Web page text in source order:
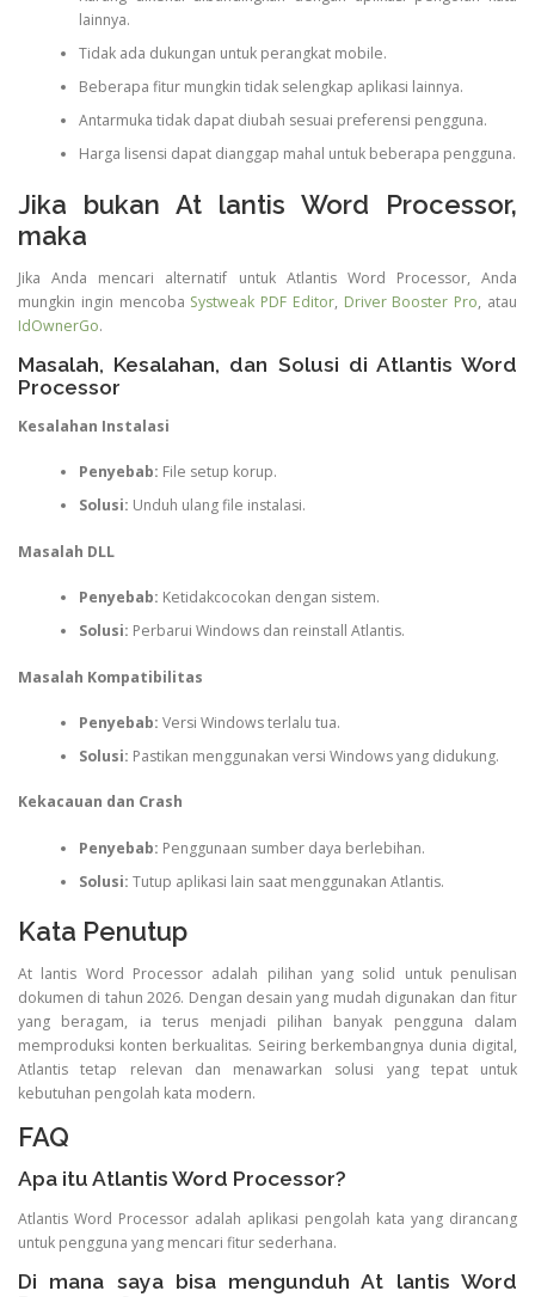
lainnya.
Tidak ada dukungan untuk perangkat mobile.
Beberapa fitur mungkin tidak selengkap aplikasi lainnya.
Antarmuka tidak dapat diubah sesuai preferensi pengguna.
Harga lisensi dapat dianggap mahal untuk beberapa pengguna.
Jika bukan At lantis Word Processor,
maka
Jika Anda mencari alternatif untuk Atlantis Word Processor, Anda
mungkin ingin mencoba Systweak PDF Editor, Driver Booster Pro, atau
IdOwnerGo.
Masalah, Kesalahan, dan Solusi di Atlantis Word
Processor
Kesalahan Instalasi
Penyebab: File setup korup.
Solusi: Unduh ulang file instalasi.
Masalah DLL
Penyebab: Ketidakcocokan dengan sistem.
Solusi: Perbarui Windows dan reinstall Atlantis.
Masalah Kompatibilitas
Penyebab: Versi Windows terlalu tua.
Solusi: Pastikan menggunakan versi Windows yang didukung.
Kekacauan dan Crash
Penyebab: Penggunaan sumber daya berlebihan.
Solusi: Tutup aplikasi lain saat menggunakan Atlantis.
Kata Penutup
At lantis Word Processor adalah pilihan yang solid untuk penulisan
dokumen di tahun 2026. Dengan desain yang mudah digunakan dan fitur
yang beragam, ia terus menjadi pilihan banyak pengguna dalam
memproduksi konten berkualitas. Seiring berkembangnya dunia digital,
Atlantis tetap relevan dan menawarkan solusi yang tepat untuk
kebutuhan pengolah kata modern.
FAQ
Apa itu Atlantis Word Processor?
Atlantis Word Processor adalah aplikasi pengolah kata yang dirancang
untuk pengguna yang mencari fitur sederhana.
Di mana saya bisa mengunduh At lantis Word